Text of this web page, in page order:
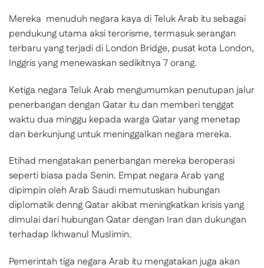
Mereka menuduh negara kaya di Teluk Arab itu sebagai
pendukung utama aksi terorisme, termasuk serangan
terbaru yang terjadi di London Bridge, pusat kota London,
Inggris yang menewaskan sedikitnya 7 orang.
Ketiga negara Teluk Arab mengumumkan penutupan jalur
penerbangan dengan Qatar itu dan memberi tenggat
waktu dua minggu kepada warga Qatar yang menetap
dan berkunjung untuk meninggalkan negara mereka.
Etihad mengatakan penerbangan mereka beroperasi
seperti biasa pada Senin. Empat negara Arab yang
dipimpin oleh Arab Saudi memutuskan hubungan
diplomatik denng Qatar akibat meningkatkan krisis yang
dimulai dari hubungan Qatar dengan Iran dan dukungan
terhadap Ikhwanul Muslimin.
Pemerintah tiga negara Arab itu mengatakan juga akan